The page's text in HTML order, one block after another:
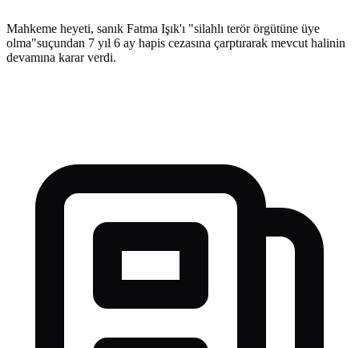
Mahkeme heyeti, sanık Fatma Işık'ı "silahlı terör örgütüne üye
olma"suçundan 7 yıl 6 ay hapis cezasına çarptırarak mevcut halinin
devamına karar verdi.